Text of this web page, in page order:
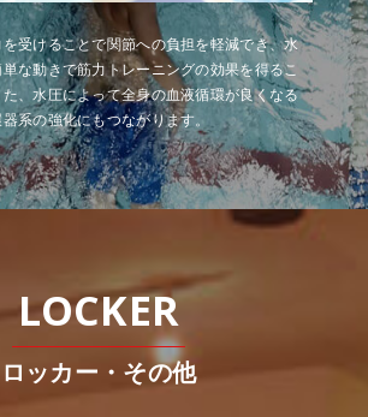
受けることで関節への負担を軽減でき、水
な動きで筋力トレーニングの効果を得るこ
、水圧によって全身の血液循環が良くなる
系の強化にもつながります。
ロッカー・その他